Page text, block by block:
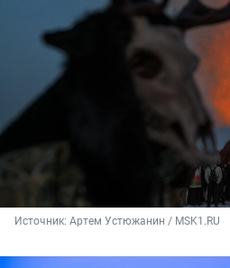
Источник: Артем Устюжанин / MSK1.RU